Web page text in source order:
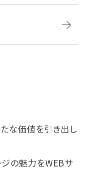
な価値を引き出し
の魅力をWEBサ